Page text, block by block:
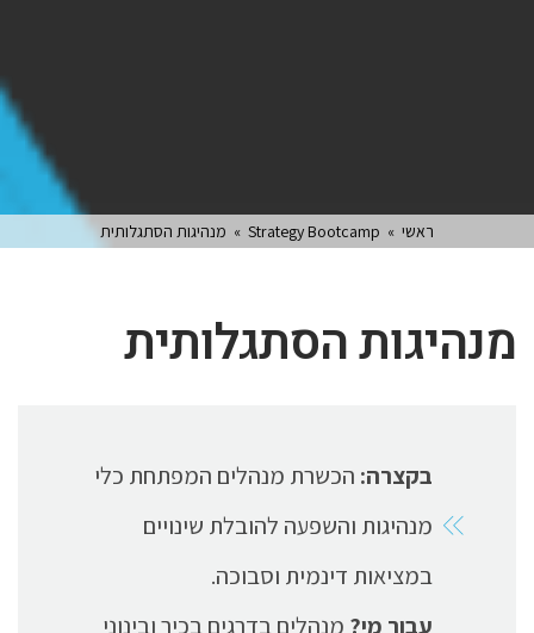
ראשי »
Strategy Bootcamp
» מנהיגות הסתגלותית
מנהיגות הסתגלותית
בקצרה: הכשרת מנהלים המפתחת כלי
מנהיגות והשפעה להובלת שינויים
במציאות דינמית וסבוכה.
עבור מי? מנהלים בדרגים בכיר ובינוני